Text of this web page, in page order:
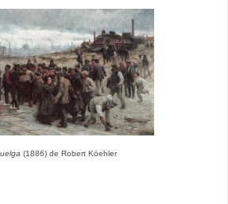
(1886) de Robert Köehler